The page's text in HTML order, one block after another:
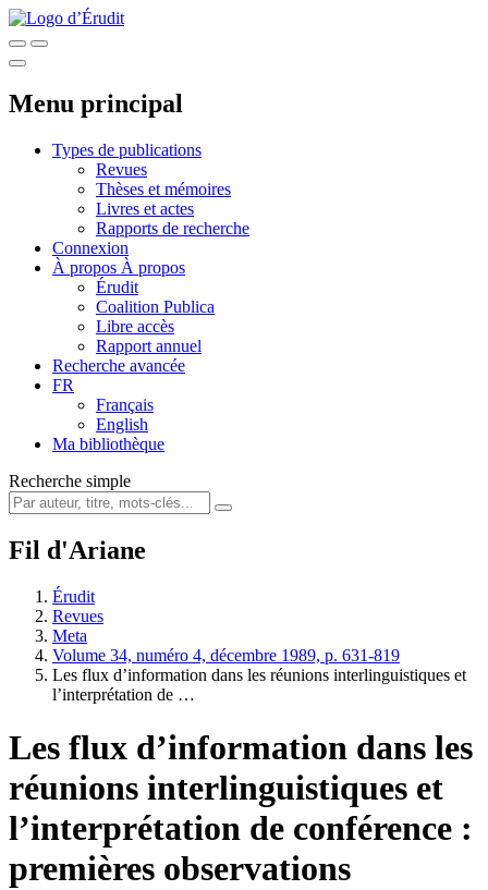
Menu principal
Types de publications
Revues
Thèses et mémoires
Livres et actes
Rapports de recherche
Connexion
À propos À propos
Érudit
Coalition Publica
Libre accès
Rapport annuel
Recherche avancée
FR
Français
English
Ma bibliothèque
Recherche simple
Fil d'Ariane
Érudit
Revues
Meta
Volume 34, numéro 4, décembre 1989, p. 631-819
Les flux d’information dans les réunions interlinguistiques et
l’interprétation de …
Les flux d’information dans les
réunions interlinguistiques et
l’interprétation de conférence :
premières observations